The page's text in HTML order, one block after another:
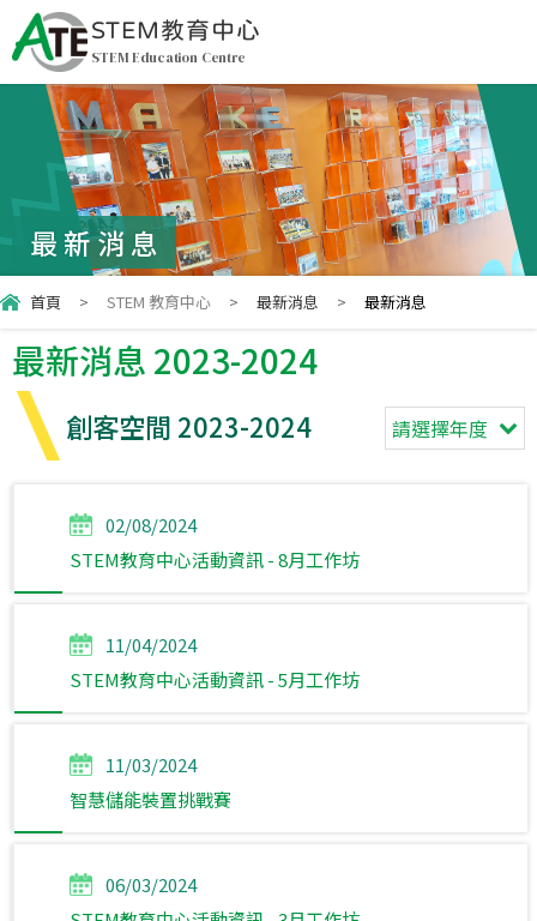
STEM教育中心
STEM Education Centre
最新消息
首頁 > STEM 教育中心 > 最新消息 > 最新消息
最新消息 2023-2024
創客空間 2023-2024 請選擇年度
02/08/2024
STEM教育中心活動資訊 - 8月工作坊
11/04/2024
STEM教育中心活動資訊 - 5月工作坊
11/03/2024
智慧儲能裝置挑戰賽
06/03/2024